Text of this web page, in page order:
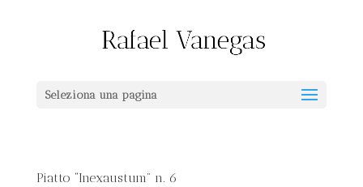
Seleziona una pagina
Piatto “Inexaustum” n. 6